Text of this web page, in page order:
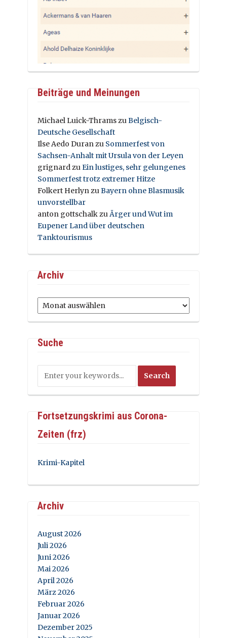
Beiträge und Meinungen
Michael Luick-ThramszuBelgisch-
Deutsche Gesellschaft
Ilse Aedo Duranzu Sommerfest von
Sachsen-Anhalt mit Ursula von der Leyen
grignardzuEin lustiges, sehr gelungenes
Sommerfest trotz extremer Hitze
Folkert HerlynzuBayern ohne Blasmusik
unvorstellbar
anton gottschalkzuÄrger und Wut im
Eupener Land über deutschen
Tanktourismus
Archiv
Archiv
Suche
Fortsetzungskrimi aus Corona-
Zeiten (frz)
Krimi-Kapitel
Archiv
August 2026
Juli 2026
Juni 2026
Mai 2026
April 2026
März 2026
Februar 2026
Januar 2026
Dezember 2025